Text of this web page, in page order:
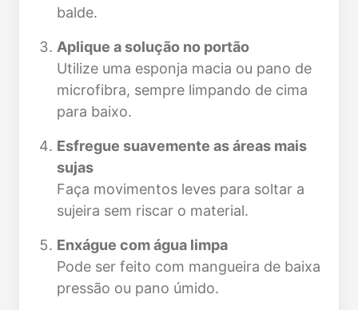
balde.
Aplique a solução no portão
Utilize uma esponja macia ou pano de
microfibra, sempre limpando de cima
para baixo.
Esfregue suavemente as áreas mais
sujas
Faça movimentos leves para soltar a
sujeira sem riscar o material.
Enxágue com água limpa
Pode ser feito com mangueira de baixa
pressão ou pano úmido.